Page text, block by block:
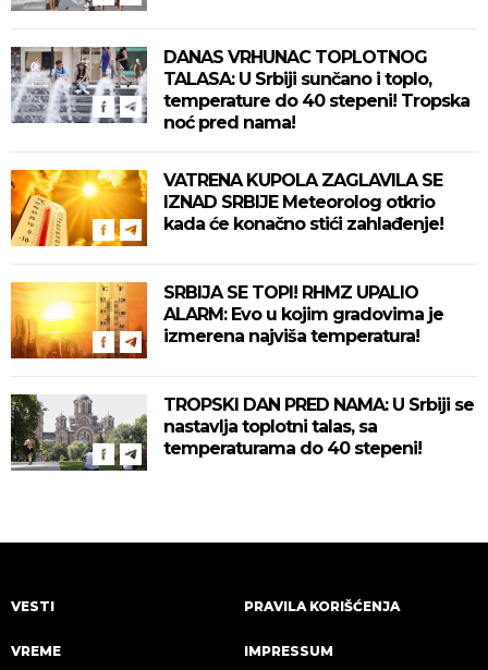
DANAS VRHUNAC TOPLOTNOG
TALASA: U Srbiji sunčano i toplo,
temperature do 40 stepeni! Tropska
noć pred nama!
VATRENA KUPOLA ZAGLAVILA SE
IZNAD SRBIJE Meteorolog otkrio
kada će konačno stići zahlađenje!
SRBIJA SE TOPI! RHMZ UPALIO
ALARM: Evo u kojim gradovima je
izmerena najviša temperatura!
TROPSKI DAN PRED NAMA: U Srbiji se
nastavlja toplotni talas, sa
temperaturama do 40 stepeni!
VESTI
VREME
PRAVILA KORIŠĆENJA
IMPRESSUM